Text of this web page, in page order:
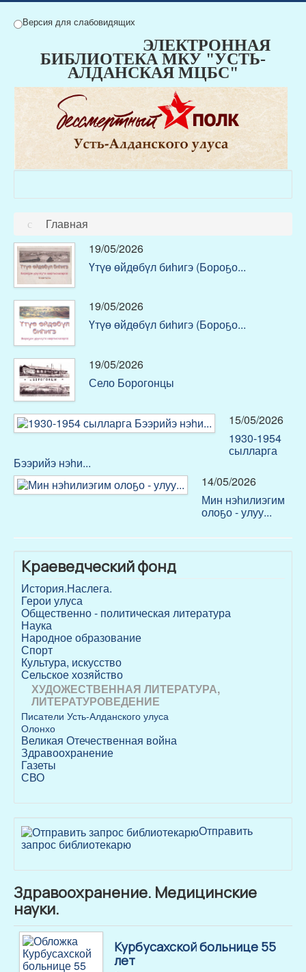
Версия для слабовидящих
ЭЛЕКТРОННАЯ
БИБЛИОТЕКА МКУ "УСТЬ-
АЛДАНСКАЯ МЦБС"
Главная
19/05/2026
Үтүө өйдөбүл биһигэ (Бороҕо...
19/05/2026
Үтүө өйдөбүл биһигэ (Бороҕо...
19/05/2026
Село Борогонцы
15/05/2026
1930-1954
сылларга
Бээрийэ нэhи...
14/05/2026
Мин нэһилиэгим
олоҕо - улуу...
Краеведческий фонд
История.Наслега.
Герои улуса
Общественно - политическая литература
Наука
Народное образование
Спорт
Культура, искусство
Сельское хозяйство
ХУДОЖЕСТВЕННАЯ ЛИТЕРАТУРА,
ЛИТЕРАТУРОВЕДЕНИЕ
Писатели Усть-Алданского улуса
Олонхо
Великая Отечественная война
Здравоохранение
Газеты
СВО
Отправить
запрос библиотекарю
Здравоохранение. Медицинские
науки.
Курбусахской больнице 55
лет